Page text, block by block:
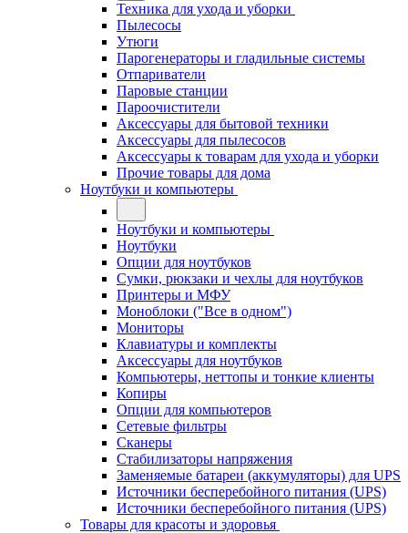
Техника для ухода и уборки
Пылесосы
Утюги
Парогенераторы и гладильные системы
Отпариватели
Паровые станции
Пароочистители
Аксессуары для бытовой техники
Аксессуары для пылесосов
Аксессуары к товарам для ухода и уборки
Прочие товары для дома
Ноутбуки и компьютеры
Ноутбуки и компьютеры
Ноутбуки
Опции для ноутбуков
Сумки, рюкзаки и чехлы для ноутбуков
Принтеры и МФУ
Моноблоки ("Все в одном")
Мониторы
Клавиатуры и комплекты
Аксессуары для ноутбуков
Компьютеры, неттопы и тонкие клиенты
Копиры
Опции для компьютеров
Сетевые фильтры
Сканеры
Стабилизаторы напряжения
Заменяемые батареи (аккумуляторы) для UPS
Источники бесперебойного питания (UPS)
Источники бесперебойного питания (UPS)
Товары для красоты и здоровья